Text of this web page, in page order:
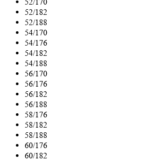
52/182
52/188
54/170
54/176
54/182
54/188
56/170
56/176
56/182
56/188
58/176
58/182
58/188
60/176
60/182